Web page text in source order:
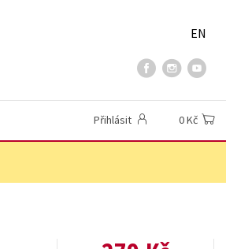
EN
Přihlásit 0 Kč